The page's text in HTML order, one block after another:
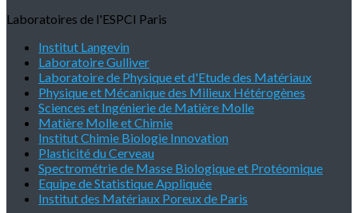
Laboratoires de l'ESPCI Paris
Institut Langevin
Laboratoire Gulliver
Laboratoire de Physique et d'Etude des Matériaux
Physique et Mécanique des Milieux Hétérogènes
Sciences et Ingénierie de Matière Molle
Matière Molle et Chimie
Institut Chimie Biologie Innovation
Plasticité du Cerveau
Spectrométrie de Masse Biologique et Protéomique
Equipe de Statistique Appliquée
Institut des Matériaux Poreux de Paris